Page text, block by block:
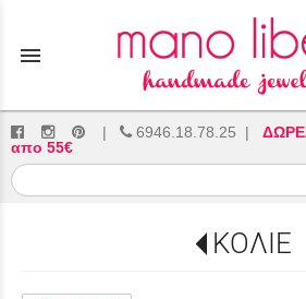
menu
| 6946.18.78.25 |
απο 55€
ΚΟΛΙΕ